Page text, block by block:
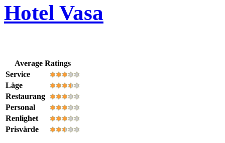
Hotel Vasa
Average Ratings
Service
Läge
Restaurang
Personal
Renlighet
Prisvärde